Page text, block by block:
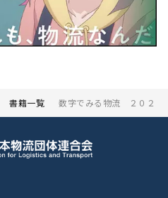
書籍一覧 数字でみる物流 ２０２４